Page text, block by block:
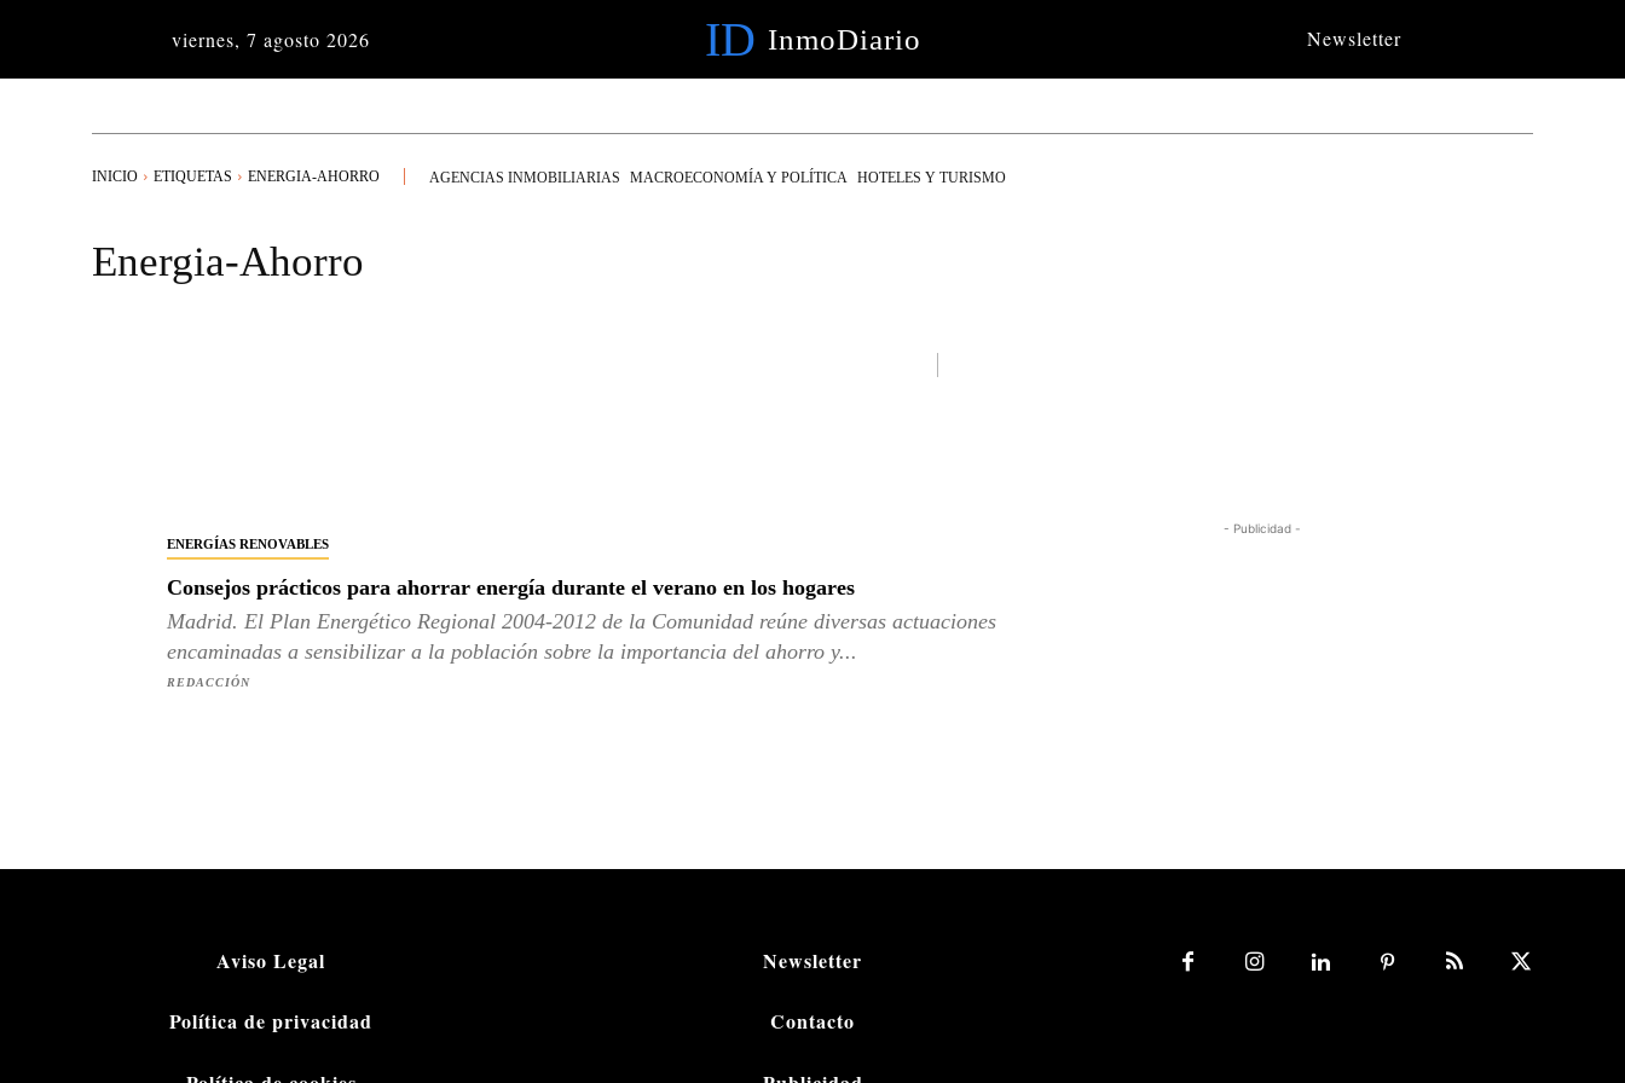
viernes, 7 agosto 2026 ID InmoDiario Newsletter
INICIO ETIQUETAS ENERGIA-AHORRO AGENCIAS INMOBILIARIAS MACROECONOMÍA Y POLÍTICA HOTELES Y TURISMO
Energia-Ahorro
ENERGÍAS RENOVABLES
Consejos prácticos para ahorrar energía durante el verano en los hogares
Madrid. El Plan Energético Regional 2004-2012 de la Comunidad reúne diversas actuaciones
encaminadas a sensibilizar a la población sobre la importancia del ahorro y...
REDACCIÓN
- Publicidad -
Aviso Legal
Política de privacidad
Newsletter
Contacto